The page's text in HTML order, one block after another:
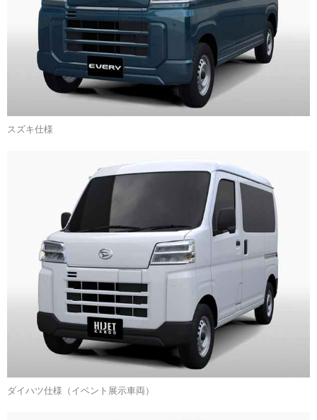
スズキ仕様
ダイハツ仕様（イベント展示車両）